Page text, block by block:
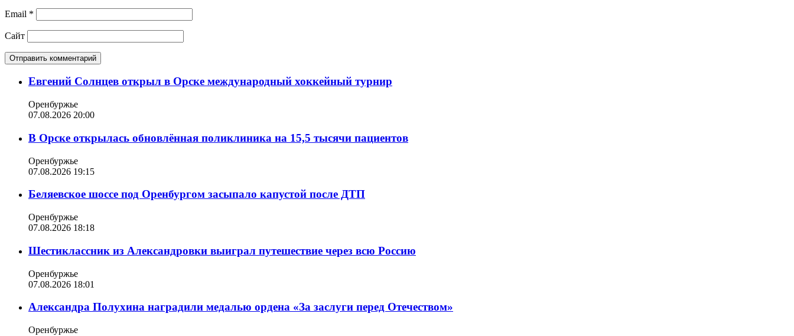
Email *
Сайт
Евгений Солнцев открыл в Орске международный хоккейный турнир
Оренбуржье
07.08.2026 20:00
В Орске открылась обновлённая поликлиника на 15,5 тысячи пациентов
Оренбуржье
07.08.2026 19:15
Беляевское шоссе под Оренбургом засыпало капустой после ДТП
Оренбуржье
07.08.2026 18:18
Шестиклассник из Александровки выиграл путешествие через всю Россию
Оренбуржье
07.08.2026 18:01
Александра Полухина наградили медалью ордена «За заслуги перед Отечеством»
Оренбуржье